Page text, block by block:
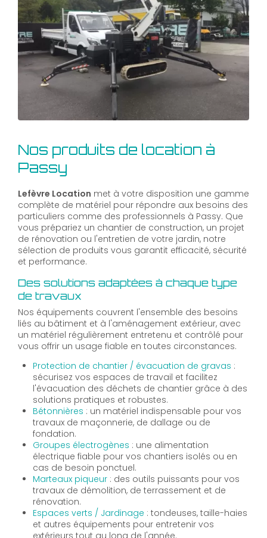
Nos produits de location à
Passy
Lefèvre Location met à votre disposition une gamme
complète de matériel pour répondre aux besoins des
particuliers comme des professionnels à Passy. Que
vous prépariez un chantier de construction, un projet
de rénovation ou l'entretien de votre jardin, notre
sélection de produits vous garantit efficacité, sécurité
et performance.
Des solutions adaptées à chaque type
de travaux
Nos équipements couvrent l'ensemble des besoins
liés au bâtiment et à l'aménagement extérieur, avec
un matériel régulièrement entretenu et contrôlé pour
vous offrir un usage fiable en toutes circonstances.
Protection de chantier / évacuation de gravas :
sécurisez vos espaces de travail et facilitez
l'évacuation des déchets de chantier grâce à des
solutions pratiques et robustes.
Bétonnières : un matériel indispensable pour vos
travaux de maçonnerie, de dallage ou de
fondation.
Groupes électrogènes : une alimentation
électrique fiable pour vos chantiers isolés ou en
cas de besoin ponctuel.
Marteaux piqueur : des outils puissants pour vos
travaux de démolition, de terrassement et de
rénovation.
Espaces verts / Jardinage : tondeuses, taille-haies
et autres équipements pour entretenir vos
extérieurs tout au long de l'année.